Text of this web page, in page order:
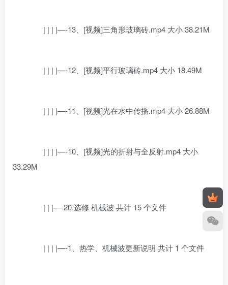
| | | |—-13、[视频]三角形玻璃砖.mp4 大小 38.21M
| | | |—-12、[视频]平行玻璃砖.mp4 大小 18.49M
| | | |—-11、[视频]光在水中传播.mp4 大小 26.88M
| | | |—-10、[视频]光的折射与全反射.mp4 大小
33.29M
| | |—-20.选修 机械波 共计 15 个文件
| | | |—-1、热学、机械波更新说明 共计 1 个文件